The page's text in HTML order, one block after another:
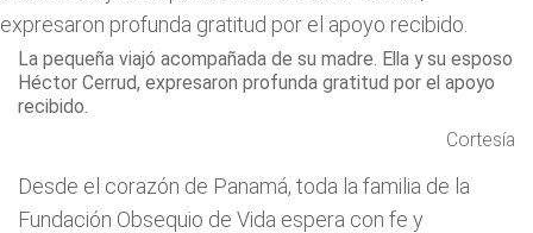
La pequeña viajó acompañada de su madre. Ella y su esposo
Héctor Cerrud, expresaron profunda gratitud por el apoyo
recibido.
Cortesía
Desde el corazón de Panamá, toda la familia de la
Fundación Obsequio de Vida espera con fe y